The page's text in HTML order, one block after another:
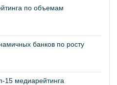
по объемам
банков по росту
15 медиарейтинга